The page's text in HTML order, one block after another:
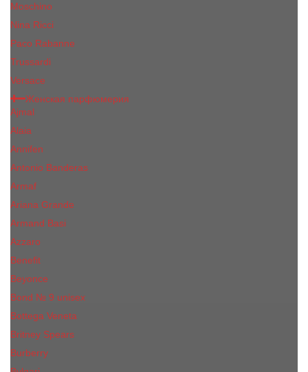
Moschino
Nina Ricci
Paco Rabanne
Trussardi
Versace
Женская парфюмерия
Ajmal
Alaia
Annifen
Antonio Banderas
Armaf
Ariana Grande
Armand Basi
Azzaro
Benefit
Beyonce
Bond № 9 unisex
Bottega Veneta
Britney Spears
Burberry